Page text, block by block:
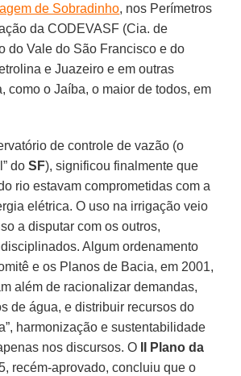
de Sobradinho, nos Perímetros
da CODEVASF (Cia. de
do Vale do São Francisco e do
e Juazeiro e em outras
como o Jaíba, o maior de todos, em
de controle de vazão (o
doSF), significou finalmente que
rio estavam comprometidas com a
elétrica. O uso na irrigação veio
a disputar com os outros,
Algum ordenamento
e os Planos de Bacia, em 2001,
além de racionalizar demandas,
de água, e distribuir recursos do
harmonização e sustentabilidade
nos discursos. O
II Plano da
recém-aprovado, concluiu que o